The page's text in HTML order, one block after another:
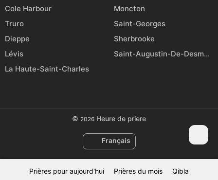
Prières pour aujourd'hui Prières du mois Qibla
Cole Harbour
Moncton
Truro
Saint-Georges
Dieppe
Sherbrooke
Lévis
Saint-Augustin-De-Desmaures
La Haute-Saint-Charles
© 2026 Heure de priere
Français